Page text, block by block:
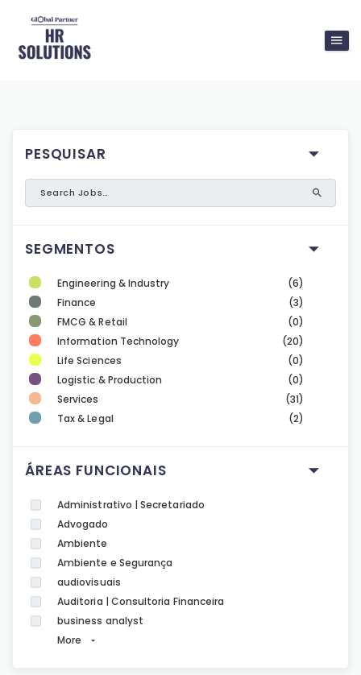
PESQUISAR
SEGMENTOS
Engineering & Industry
(6)
Finance
(3)
FMCG & Retail
(0)
Information Technology
(20)
Life Sciences
(0)
Logistic & Production
(0)
Services
(31)
Tax & Legal
(2)
ÁREAS FUNCIONAIS
Administrativo | Secretariado
Advogado
Ambiente
Ambiente e Segurança
audiovisuais
Auditoria | Consultoria Financeira
business analyst
More